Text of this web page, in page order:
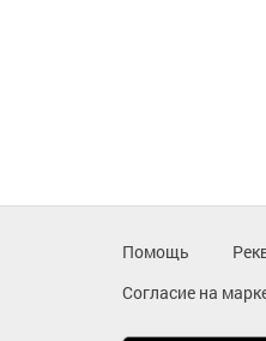
Помощь
Согласие на